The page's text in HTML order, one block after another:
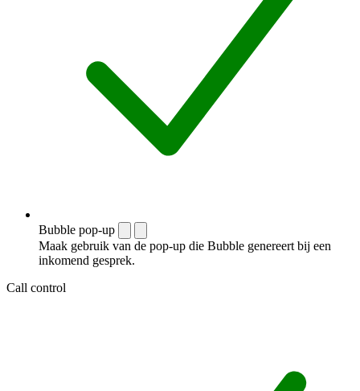
Bubble pop-up
Maak gebruik van de pop-up die Bubble genereert bij een
inkomend gesprek.
Call control